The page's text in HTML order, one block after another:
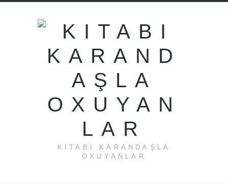
KITABI KARANDAŞLA
OXUYANLAR